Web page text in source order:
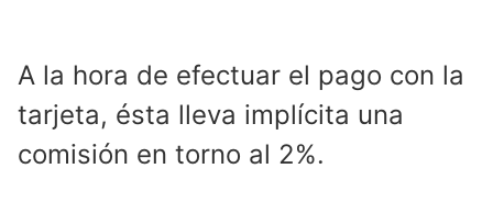
A la hora de efectuar el pago con la
tarjeta, ésta lleva implícita una
comisión en torno al 2%.